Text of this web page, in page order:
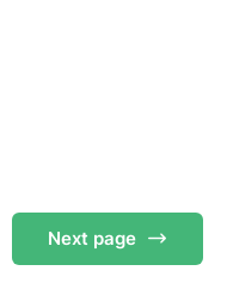
Next page